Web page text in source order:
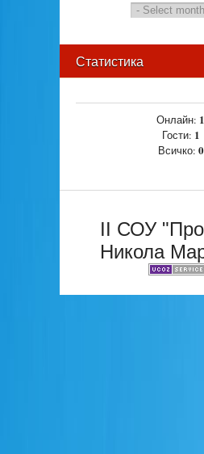
Статистика
Онлайн: 1
Гости: 1
Всичко: 0
II СОУ
Никола